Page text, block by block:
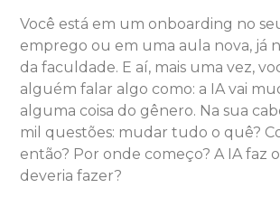
Você está em um onboarding no
emprego ou em uma aula nova, já
da faculdade. E aí, mais uma vez,
alguém falar algo como: a IA vai
alguma coisa do gênero. Na sua
mil questões: mudar tudo o quê?
então? Por onde começo? A IA faz
deveria fazer?